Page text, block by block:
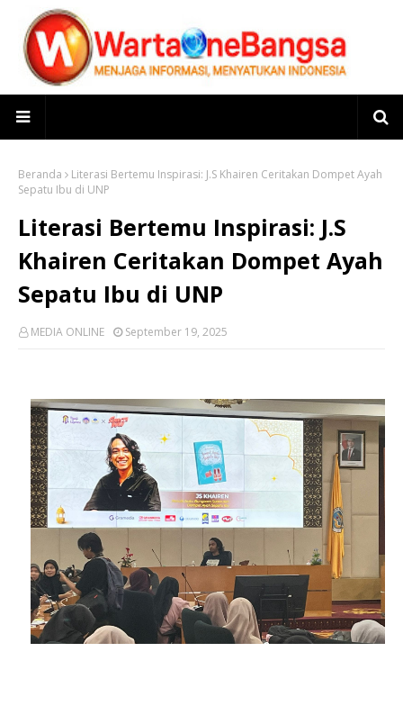
Beranda
Literasi Bertemu Inspirasi: J.S Khairen Ceritakan Dompet Ayah
Sepatu Ibu di UNP
Literasi Bertemu Inspirasi: J.S
Khairen Ceritakan Dompet Ayah
Sepatu Ibu di UNP
MEDIA ONLINE September 19, 2025